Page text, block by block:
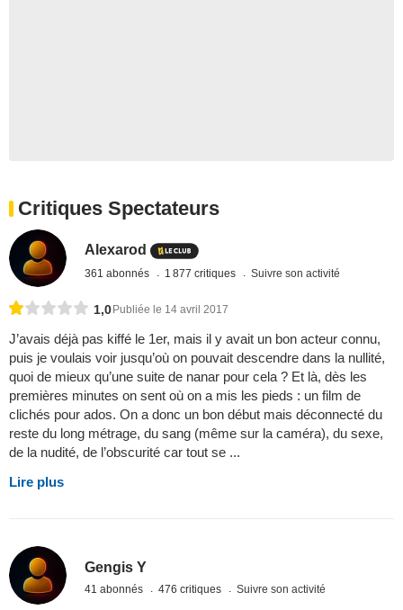
Critiques Spectateurs
Alexarod
361 abonnés 1 877 critiques Suivre son activité
1,0 Publiée le 14 avril 2017
J’avais déjà pas kiffé le 1er, mais il y avait un bon acteur connu,
puis je voulais voir jusqu’où on pouvait descendre dans la nullité,
quoi de mieux qu’une suite de nanar pour cela ? Et là, dès les
premières minutes on sent où on a mis les pieds : un film de
clichés pour ados. On a donc un bon début mais déconnecté du
reste du long métrage, du sang (même sur la caméra), du sexe,
de la nudité, de l’obscurité car tout se ...
Lire plus
Gengis Y
41 abonnés 476 critiques Suivre son activité